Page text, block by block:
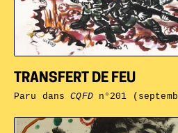
TRANSFERT DE FEU
Paru dansCQFDn°201